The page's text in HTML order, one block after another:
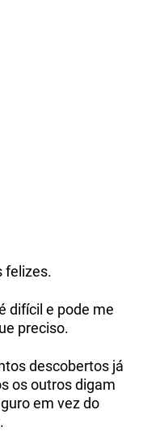
felizes.
difícil e pode me
preciso.
descobertos já
os outros digam
em vez do